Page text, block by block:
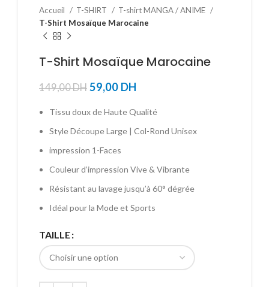
Accueil T-SHIRT
T-shirt MANGA / ANIME
T-Shirt Mosaïque Marocaine
T-Shirt Mosaïque Marocaine
149,00DH 59,00 DH
Tissu doux de Haute Qualité
Style Découpe Large | Col-Rond Unisex
impression 1-Faces
Couleur d’impression Vive & Vibrante
Résistant au lavage jusqu’à 60° dégrée
Idéal pour la Mode et Sports
TAILLE